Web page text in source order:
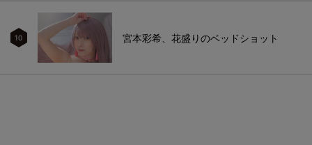
10 宮本彩希、花盛りのベッドショット